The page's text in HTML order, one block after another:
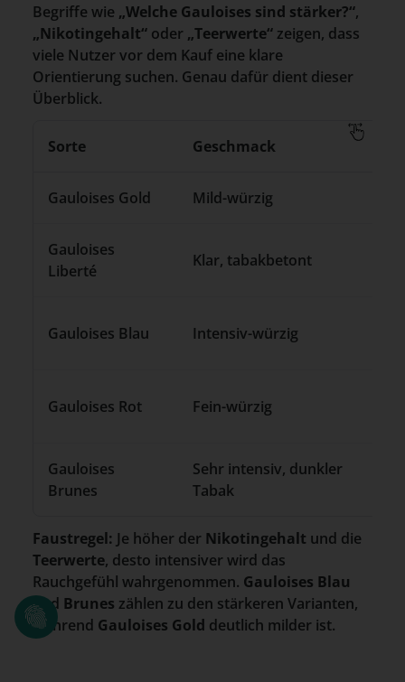
Begriffe wie „Welche Gauloises sind stärker?“,
„Nikotingehalt“ oder „Teerwerte“ zeigen, dass
viele Nutzer vor dem Kauf eine klare
Orientierung suchen. Genau dafür dient dieser
Überblick.
Sorte Geschmack
Gauloises Gold Mild-würzig
Gauloises
Liberté
Klar, tabakbetont
Gauloises Blau Intensiv-würzig
Gauloises Rot Fein-würzig
Gauloises
Brunes
Sehr intensiv, dunkler
Tabak
Faustregel: Je höher der Nikotingehalt und die
Teerwerte, desto intensiver wird das
Rauchgefühl wahrgenommen. Gauloises Blau
und Brunes zählen zu den stärkeren Varianten,
während Gauloises Gold deutlich milder ist.